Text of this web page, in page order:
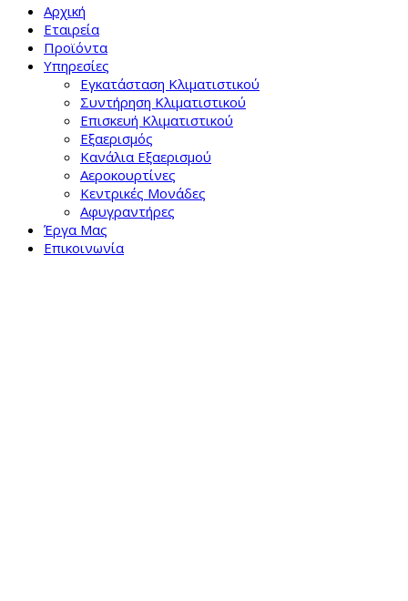
Αρχική
Εταιρεία
Προϊόντα
Υπηρεσίες
Εγκατάσταση Κλιματιστικού
Συντήρηση Κλιματιστικού
Επισκευή Κλιματιστικού
Εξαερισμός
Κανάλια Εξαερισμού
Αεροκουρτίνες
Κεντρικές Μονάδες
Αφυγραντήρες
Έργα Μας
Επικοινωνία